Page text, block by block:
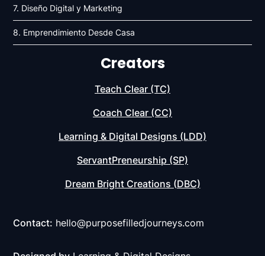
7. Diseño Digital y Marketing
8. Emprendimiento Desde Casa
Creators
Teach Clear (TC)
Coach Clear (CC)
Learning & Digital Designs (LDD)
ServantPreneurship (SP)
Dream Bright Creations (DBC)
Contact: hello@purposefilledjourneys.com